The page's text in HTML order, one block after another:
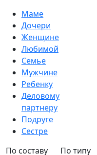
Маме
Дочери
Женщине
Любимой
Семье
Мужчине
Ребенку
Деловому
партнеру
Подруге
Сестре
По составу
По типу